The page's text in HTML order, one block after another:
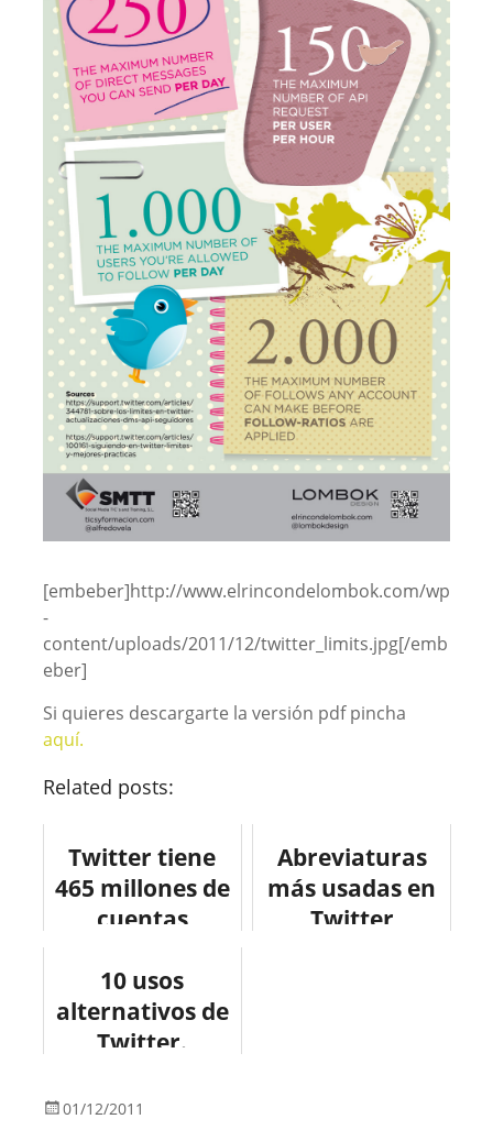
[embeber]http://www.elrincondelombok.com/wp
-
content/uploads/2011/12/twitter_limits.jpg[/emb
eber]
Si quieres descargarte la versión pdf pincha
aquí.
Related posts:
Twitter tiene
465 millones de
cuentas
#socialmedia
#twitter
Abreviaturas
más usadas en
Twitter
10 usos
alternativos de
Twitter.
01/12/2011